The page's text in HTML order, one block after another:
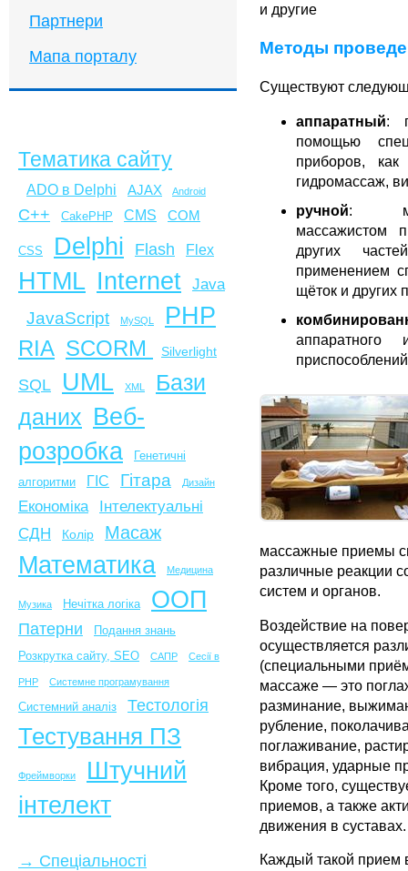
Партнери
Мапа порталу
Тематика сайту
ADO в Delphi AJAX Android
C++ CakePHP CMS COM
CSS Delphi Flash Flex
HTML Internet Java
JavaScript MySQL PHP
RIA SCORM Silverlight
SQL UML XML
Бази
даних Веб-
розробка
Генетичні
алгоритми
ГІС Гітара Дизайн
Економіка
Інтелектуальні
СДН
Колір Масаж
Математика Медицина
Музика Нечітка логіка ООП
Патерни
Подання знань
Розкрутка сайту, SEO
САПР Сесії в
PHP Системне програмування
Системний аналіз Тестологія
Тестування ПЗ
Фреймворки
Штучний
інтелект
→ Спеціальності
и другие
Методы
Существуют
аппаратный:
помощью
приборов,
гидромассаж,
ручной:
массажистом
других
применением
щёток и других
аппаратного
массажные приемы
различные реакции
систем и органов.
Воздействие на
осуществляется
(специальными
массаже — это
разминание,
рубление,
поглаживание,
вибрация, ударные
Кроме того,
приемов, а также
движения в суставах.
Каждый такой прием